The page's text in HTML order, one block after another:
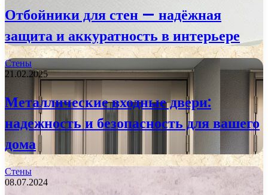
Отбойники для стен — надёжная
защита и аккуратность в интерьере
Стены
21.02.2025
Металлические входные двери:
надежность и безопасность для вашего
дома
Стены
08.07.2024